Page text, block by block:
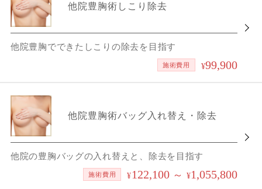
他院豊胸術しこり除去
他院豊胸でできたしこりの除去を目指す
施術費用 ¥99,900
他院豊胸術バッグ入れ替え・除去
他院の豊胸バッグの入れ替えと、除去を目指す
施術費用 ¥ 122,100 ～ ¥1,055,800